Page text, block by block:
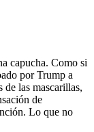
capucha. Como si
por Trump a
las mascarillas,
de
Lo que no